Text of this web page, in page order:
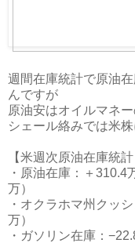
週間在庫統計で原油
んですが
原油安はオイルマネ
シェール絡みでは米
【米週次原油在庫統
・原油在庫：＋310.4
万）
・オクラホマ州クッ
万）
・ガソリン在庫：